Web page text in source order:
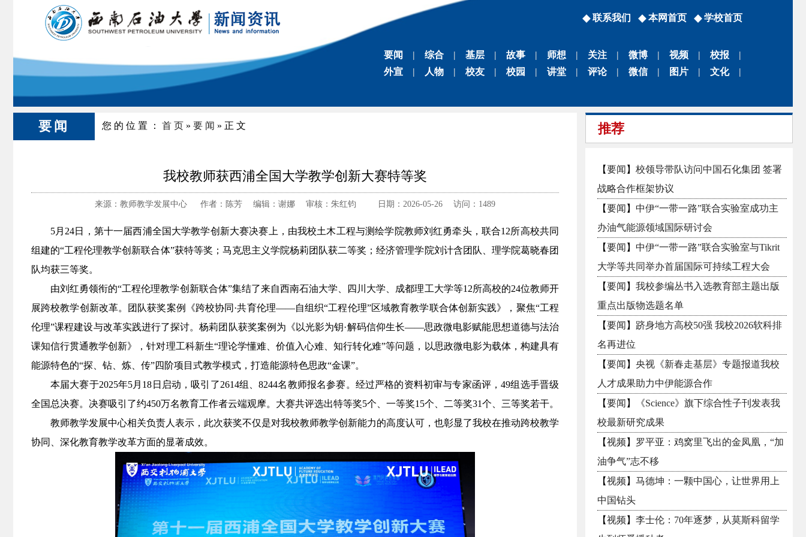
学校首页
本网首页
联系我们
要闻 | 综合 | 基层 | 故事 | 师想 | 关注 | 微博 | 视频 | 校报
|
外宣
| 人物 | 校友 | 校园 | 讲堂 | 评论 | 微信 | 图片 | 文化 |
要闻 您的位置： 首页 » 要闻 »正文
我校教师获西浦全国大学教学创新大赛特等奖
来源：教师教学发展中心 作者：陈芳 编辑：谢娜 审核：朱红钧 日期：2026-05-26 访问： 1489
5月24日，第十一届西浦全国大学教学创新大赛决赛上，由我校土木工程与测绘学院教师刘红勇牵头，联合12所高校共同
组建的“工程伦理教学创新联合体”获特等奖；马克思主义学院杨莉团队获二等奖；经济管理学院刘计含团队、理学院葛晓春团
队均获三等奖。
由刘红勇领衔的“工程伦理教学创新联合体”集结了来自西南石油大学、四川大学、成都理工大学等12所高校的24位教师开
展跨校教学创新改革。团队获奖案例《跨校协同·共育伦理——自组织“工程伦理”区域教育教学联合体创新实践》，聚焦“工程
伦理”课程建设与改革实践进行了探讨。杨莉团队获奖案例为《以光影为钥·解码信仰生长——思政微电影赋能思想道德与法治
课知信行贯通教学创新》，针对理工科新生“理论学懂难、价值入心难、知行转化难”等问题，以思政微电影为载体，构建具有
能源特色的“探、钻、炼、传”四阶项目式教学模式，打造能源特色思政“金课”。
本届大赛于2025年5月18日启动，吸引了2614组、8244名教师报名参赛。经过严格的资料初审与专家函评，49组选手晋级
全国总决赛。决赛吸引了约450万名教育工作者云端观摩。大赛共评选出特等奖5个、一等奖15个、二等奖31个、三等奖若干。
教师教学发展中心相关负责人表示，此次获奖不仅是对我校教师教学创新能力的高度认可，也彰显了我校在推动跨校教学
协同、深化教育教学改革方面的显著成效。
推荐
【要闻 】 校领导带队访问中国石化集团 签署
战略合作框架协议
【要闻 】 中伊“一带一路”联合实验室成功主
办油气能源领域国际研讨会
【要闻 】 中伊“一带一路”联合实验室与Tikrit
大学等共同举办首届国际可持续工程大会
【要闻 】 我校参编丛书入选教育部主题出版
重点出版物选题名单
【要闻 】 跻身地方高校50强 我校2026软科排
名再进位
【要闻 】 央视《新春走基层》专题报道我校
人才成果助力中伊能源合作
【要闻 】
《Science》旗下综合性子刊发表我
校最新研究成果
【视频 】 罗平亚：鸡窝里飞出的金凤凰，“加
油争气”志不移
【视频 】 马德坤：一颗中国心，让世界用上
中国钻头
【视频 】 李士伦：70年逐梦，从莫斯科留学